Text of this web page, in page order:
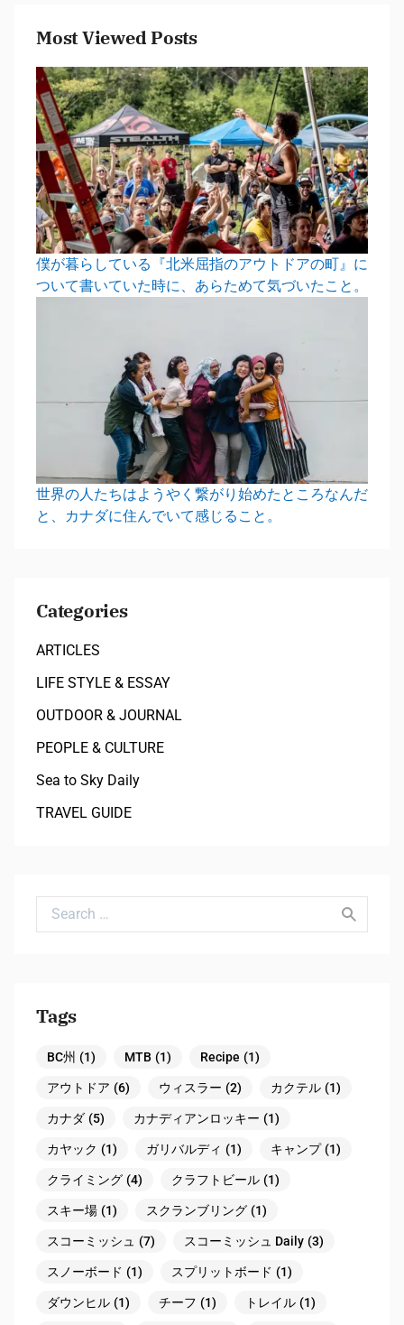
Most Viewed Posts
僕が暮らしている『北米屈指のアウトドアの町』に
ついて書いていた時に、あらためて気づいたこと。
世界の人たちはようやく繋がり始めたところなんだ
と、カナダに住んでいて感じること。
Categories
ARTICLES
LIFE STYLE & ESSAY
OUTDOOR & JOURNAL
PEOPLE & CULTURE
Sea to Sky Daily
TRAVEL GUIDE
Search for:
Tags
BC州 (1) MTB (1) Recipe (1)
アウトドア (6) ウィスラー (2) カクテル (1)
カナダ (5) カナディアンロッキー (1)
カヤック (1) ガリバルディ (1) キャンプ (1)
クライミング (4) クラフトビール (1)
スキー場 (1) スクランブリング (1)
スコーミッシュ (7) スコーミッシュ Daily (3)
スノーボード (1) スプリットボード (1)
ダウンヒル (1) チーフ (1) トレイル (1)